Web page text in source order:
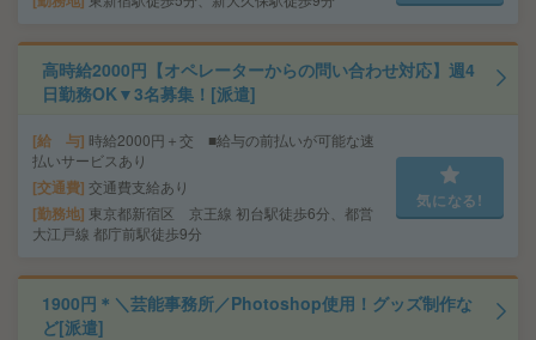
高時給2000円【オペレーターからの問い合わせ対応】週4
日勤務OK▼3名募集！[派遣]
給 与 時給2000円＋交 ■給与の前払いが可能な速
払いサービスあり
交通費 交通費支給あり
勤務地 東京都新宿区 京王線 初台駅徒歩6分、都営
大江戸線 都庁前駅徒歩9分
気になる!
1900円＊＼芸能事務所／Photoshop使用！グッズ制作な
ど[派遣]